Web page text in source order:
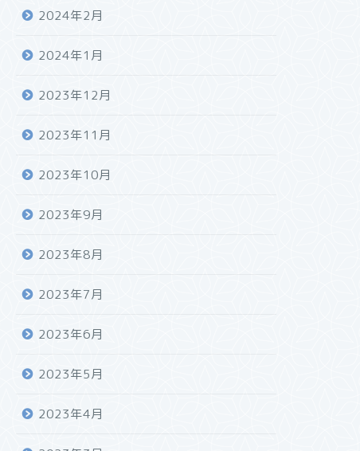
2024年2月
2024年1月
2023年12月
2023年11月
2023年10月
2023年9月
2023年8月
2023年7月
2023年6月
2023年5月
2023年4月